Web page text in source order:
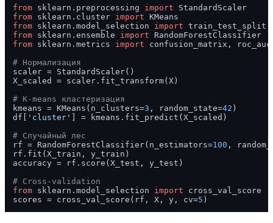
from sklearn.preprocessing import
from sklearn.cluster import
from sklearn.model_selection import
from sklearn.ensemble import
from sklearn.metrics import confusion_matrix,
# Нормализация
scaler = StandardScaler()
X_scaled = scaler.fit_transform(X)
# K-means кластеризация
kmeans = KMeans(n_clusters=3 , random_state=42 )
df[
'cluster'
] = kmeans.fit_predict(X_scaled)
# Случайный лес
rf = RandomForestClassifier(n_estimators=100 ,
rf.fit(X_train, y_train)
accuracy = rf.score(X_test, y_test)
# Cross-validation
from sklearn.model_selection import cross_val_score
scores = cross_val_score(rf, X, y, cv=5